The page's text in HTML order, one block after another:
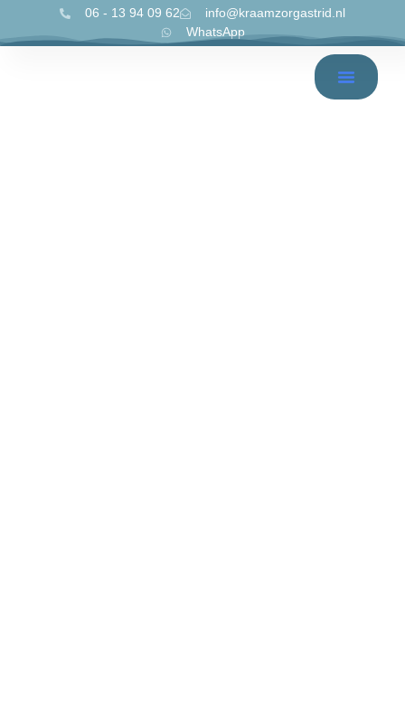
06 - 13 94 09 62
info@kraamzorgastrid.nl
WhatsApp